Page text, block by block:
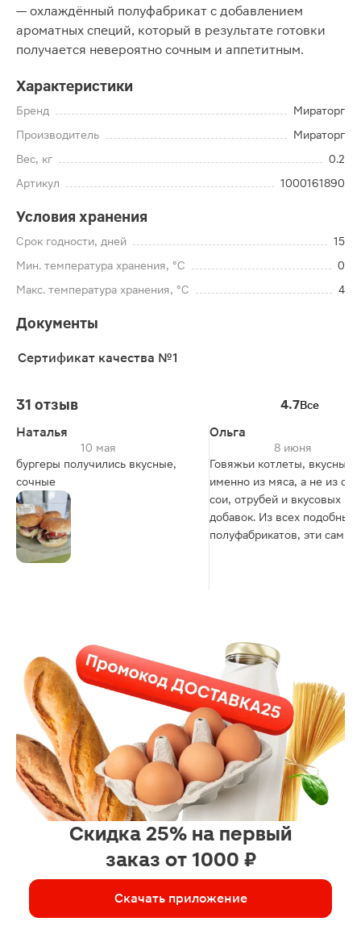
— охлаждённый полуфабрикат с добавлением
ароматных специй, который в результате готовки
получается невероятно сочным и аппетитным.
Характеристики
Бренд
Мираторг
Производитель
Мираторг
Вес, кг
0.2
Артикул
1000161890
Условия хранения
Срок годности, дней
15
Мин. температура хранения, °C
0
Макс. температура хранения, °C
4
Документы
Сертификат качества №1
31 отзыв 4.7Все
Наталья
10 мая
бургеры получились вкусные,
сочные
Ольга
8 июня
Говяжьи котлеты, вкусные
именно из мяса, а не из
сои, отрубей и вкусовых
добавок. Из всех подобных
полуфабрикатов, эти самые
Скидка 25% на первый
заказ от 1000 ₽
Скачать приложение